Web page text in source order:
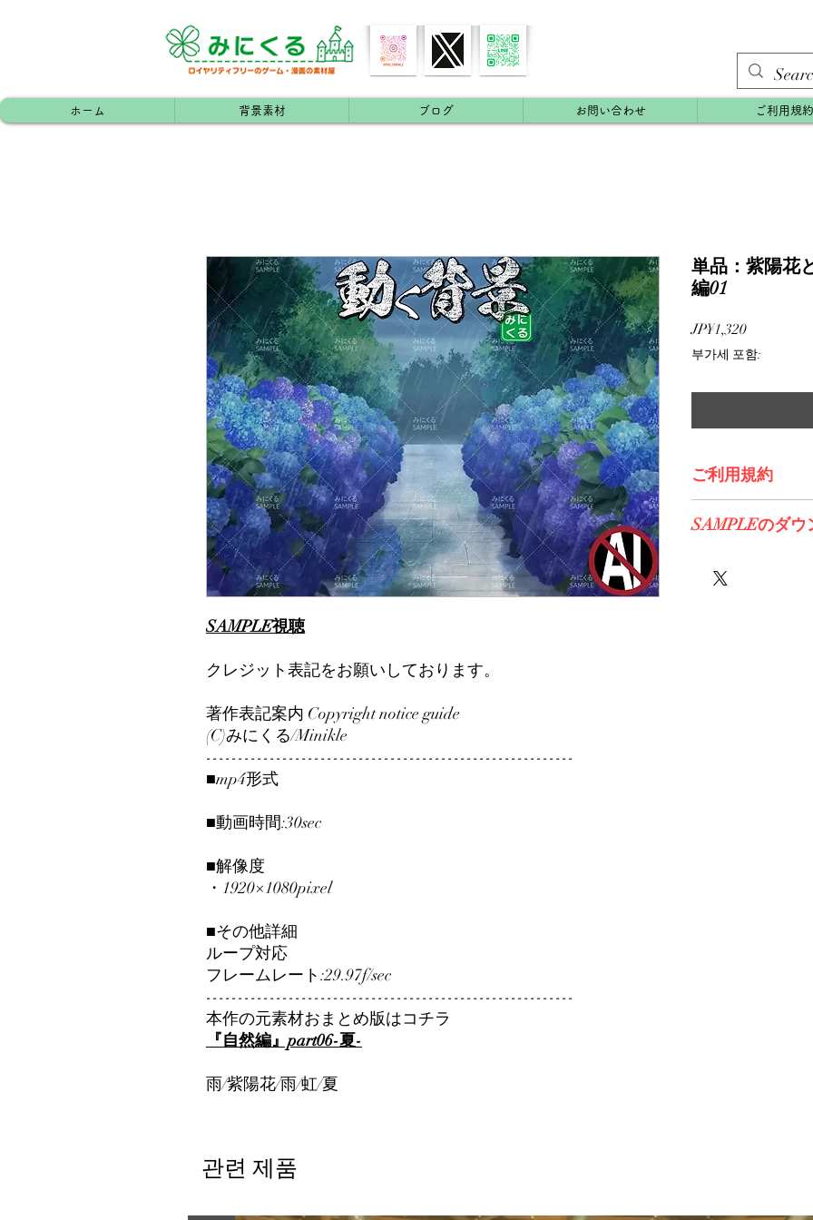
ホーム 背景素材 ブログ お問い合わせ ご利用規約
SAMPLE視聴
クレジット表記をお願いしております。
著作表記案内 Copyright notice guide
(C)みにくる/Minikle
----------------------------------------------------------
■mp4形式
■動画時間:30sec
■解像度
・1920×1080pixel
■その他詳細
ループ対応
フレームレート:29.97f/sec
----------------------------------------------------------
本作の元素材おまとめ版はコチラ
『自然編』part06-夏-
雨/紫陽花/雨/虹/夏
単品：紫陽花
編01
JP¥1,320가
격
부가세 포함:
ご利用規約
SAMPLEのダウ
관련 제품